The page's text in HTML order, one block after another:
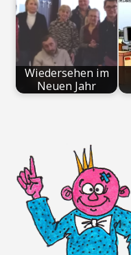
Wiedersehen im
Neuen Jahr